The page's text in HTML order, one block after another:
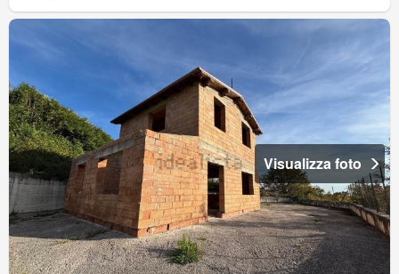
Visualizza foto